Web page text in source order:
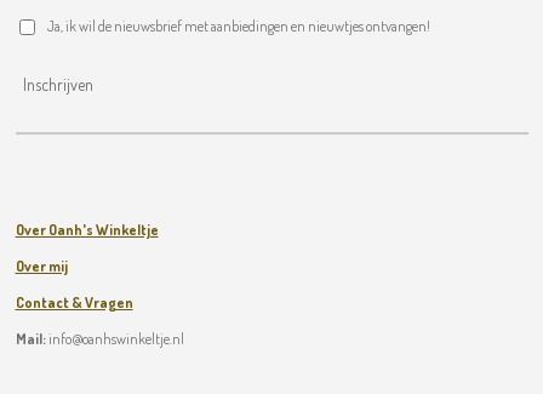
Ja, ik wil de nieuwsbrief met aanbiedingen en nieuwtjes ontvangen!
Inschrijven
Over Oanh's Winkeltje
Over mij
Contact & Vragen
Mail:info@oanhswinkeltje.nl